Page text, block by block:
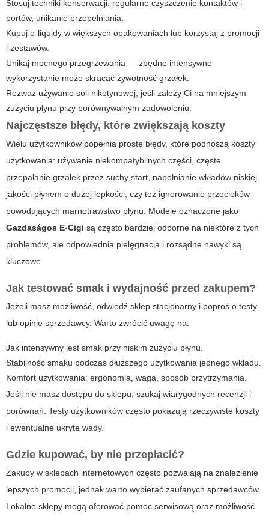
Stosuj techniki konserwacji: regularne czyszczenie kontaktów i
portów, unikanie przepełniania.
Kupuj e-liquidy w większych opakowaniach lub korzystaj z promocji
i zestawów.
Unikaj mocnego przegrzewania — zbędne intensywne
wykorzystanie może skracać żywotność grzałek.
Rozważ używanie soli nikotynowej, jeśli zależy Ci na mniejszym
zużyciu płynu przy porównywalnym zadowoleniu.
Najczęstsze błędy, które zwiększają koszty
Wielu użytkowników popełnia proste błędy, które podnoszą koszty
użytkowania: używanie niekompatybilnych części, częste
przepalanie grzałek przez suchy start, napełnianie wkładów niskiej
jakości płynem o dużej lepkości, czy też ignorowanie przecieków
powodujących marnotrawstwo płynu. Modele oznaczone jako
Gazdaságos E-Cigi są często bardziej odporne na niektóre z tych
problemów, ale odpowiednia pielęgnacja i rozsądne nawyki są
kluczowe.
Jak testować smak i wydajność przed zakupem?
Jeżeli masz możliwość, odwiedź sklep stacjonarny i poproś o testy
lub opinie sprzedawcy. Warto zwrócić uwagę na:
Jak intensywny jest smak przy niskim zużyciu płynu.
Stabilność smaku podczas dłuższego użytkowania jednego wkładu.
Komfort użytkowania: ergonomia, waga, sposób przytrzymania.
Jeśli nie masz dostępu do sklepu, szukaj wiarygodnych recenzji i
porównań. Testy użytkowników często pokazują rzeczywiste koszty
i ewentualne ukryte wady.
Gdzie kupować, by nie przepłacić?
Zakupy w sklepach internetowych często pozwalają na znalezienie
lepszych promocji, jednak warto wybierać zaufanych sprzedawców.
Lokalne sklepy mogą oferować pomoc serwisową oraz możliwość